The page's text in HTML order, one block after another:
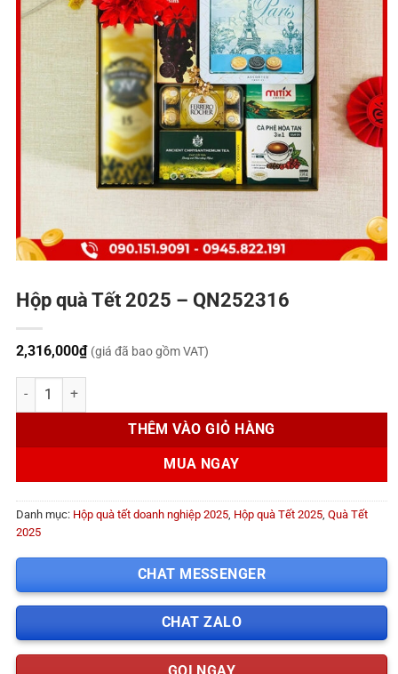
Hộp quà Tết 2025 – QN252316
2,316,000₫ (giá đã bao gồm VAT)
Hộp quà Tết 2025 - QN252316 số lượng
THÊM VÀO GIỎ HÀNG
MUA NGAY
Danh mục: Hộp quà tết doanh nghiệp 2025 Hộp quà Tết 2025 Quà Tết
2025
CHAT MESSENGER
CHAT ZALO